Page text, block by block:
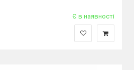
Є в наявності